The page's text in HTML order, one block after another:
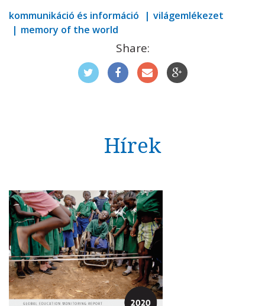
kommunikáció és információ
világemlékezet
memory of the world
Share:
Hírek